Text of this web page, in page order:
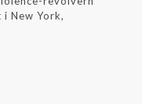
New York,